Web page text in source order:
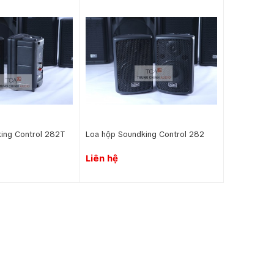
khách hàng, khuyến khích họ dành nhiều thời gian
phần tăng tính chuyên nghiệp và thu hút khách
giúp duy trì sự an toàn và hiệu quả trong quản lý.
mối nguy hiểm, đảm bảo sự an toàn cho mọi
dẫn khách hàng và phát nhạc nền, tạo không
các bộ phận và nâng cao hiệu suất làm việc. Với
ảnh chuyên nghiệp, hiện đại cho đơn vị vận
→ (3) Amply tăng âm khuếch đại → (4) Loa. Ngoài
Control 282T Loa hộp Soundking Control 282
Liên hệ